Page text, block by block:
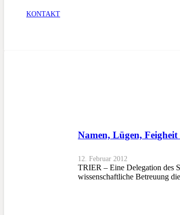
KONTAKT
Namen, Lügen,
12. Februar 2012
TRIER – Eine Delegation des
wissenschaftliche Betreuung